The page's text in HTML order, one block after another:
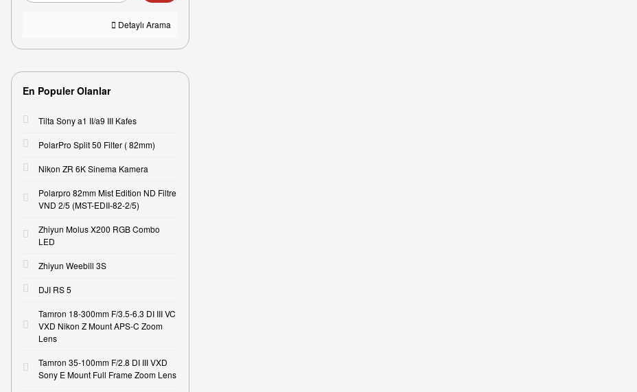
Detaylı Arama
En Populer Olanlar
Tilta Sony a1 II/a9 III Kafes
PolarPro Split 50 Filter ( 82mm)
Nikon ZR 6K Sinema Kamera
Polarpro 82mm Mist Edition ND Filtre
VND 2/5 (MST-EDII-82-2/5)
Zhiyun Molus X200 RGB Combo
LED
Zhiyun Weebill 3S
DJI RS 5
Tamron 18-300mm F/3.5-6.3 DI III VC
VXD Nikon Z Mount APS-C Zoom
Lens
Tamron 35-100mm F/2.8 DI III VXD
Sony E Mount Full Frame Zoom Lens